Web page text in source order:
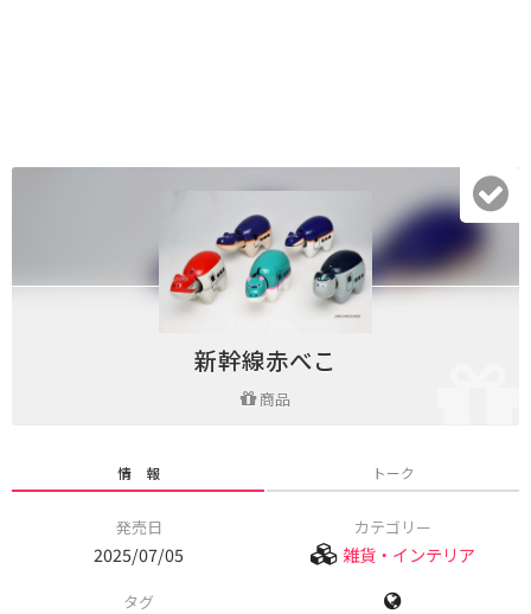
新幹線赤べこ
商品
情 報 トーク
発売日
2025/07/05
カテゴリー
雑貨・インテリア
タグ